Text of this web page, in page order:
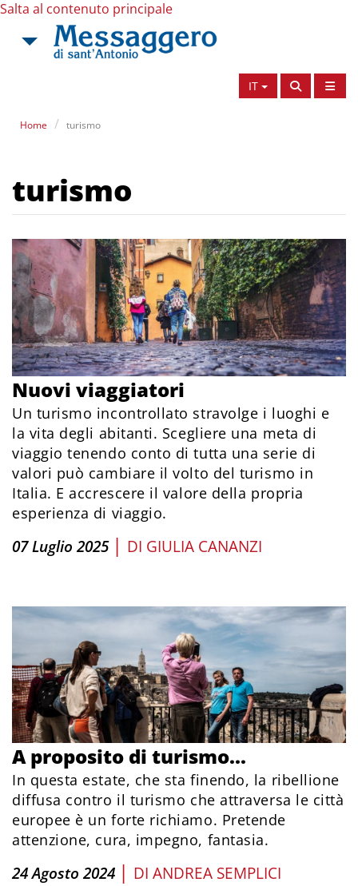
Salta al contenuto principale
IT
Home turismo
turismo
Nuovi viaggiatori
Un turismo incontrollato stravolge i luoghi e
la vita degli abitanti. Scegliere una meta di
viaggio tenendo conto di tutta una serie di
valori può cambiare il volto del turismo in
Italia. E accrescere il valore della propria
esperienza di viaggio.
07 Luglio 2025 | DI GIULIA CANANZI
A proposito di turismo...
In questa estate, che sta finendo, la ribellione
diffusa contro il turismo che attraversa le città
europee è un forte richiamo. Pretende
attenzione, cura, impegno, fantasia.
24 Agosto 2024 | DI ANDREA SEMPLICI